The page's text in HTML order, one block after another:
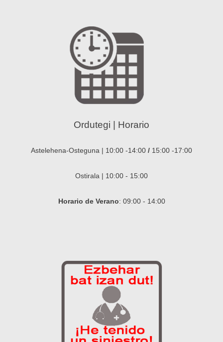
Ordutegi | Horario
Astelehena-Osteguna | 10:00 -14:00 / 15:00 -17:00
Ostirala | 10:00 - 15:00
Horario de Verano: 09:00 - 14:00